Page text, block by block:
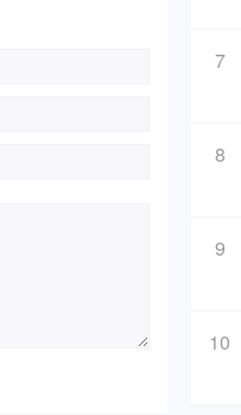
7
8
9
10